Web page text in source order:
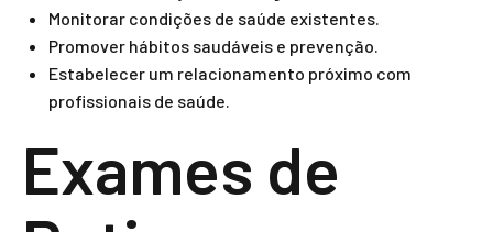
Monitorar condições de saúde existentes.
Promover hábitos saudáveis e prevenção.
Estabelecer um relacionamento próximo com
profissionais de saúde.
Exames de